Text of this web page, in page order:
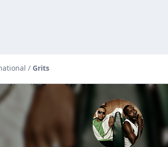
/ Grits